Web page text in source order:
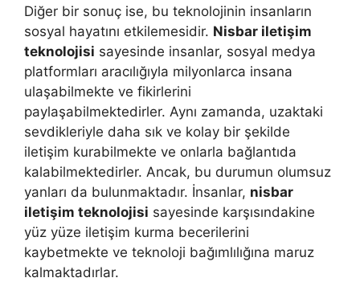
Diğer bir sonuç ise, bu teknolojinin insanların
sosyal hayatını etkilemesidir. Nisbar iletişim
teknolojisi sayesinde insanlar, sosyal medya
platformları aracılığıyla milyonlarca insana
ulaşabilmekte ve fikirlerini
paylaşabilmektedirler. Aynı zamanda, uzaktaki
sevdikleriyle daha sık ve kolay bir şekilde
iletişim kurabilmekte ve onlarla bağlantıda
kalabilmektedirler. Ancak, bu durumun olumsuz
yanları da bulunmaktadır. İnsanlar, nisbar
iletişim teknolojisi sayesinde karşısındakine
yüz yüze iletişim kurma becerilerini
kaybetmekte ve teknoloji bağımlılığına maruz
kalmaktadırlar.